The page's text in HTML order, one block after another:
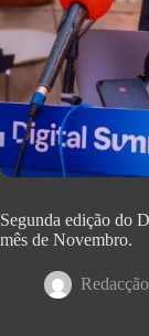
Segunda edição do
mês de Novembro.